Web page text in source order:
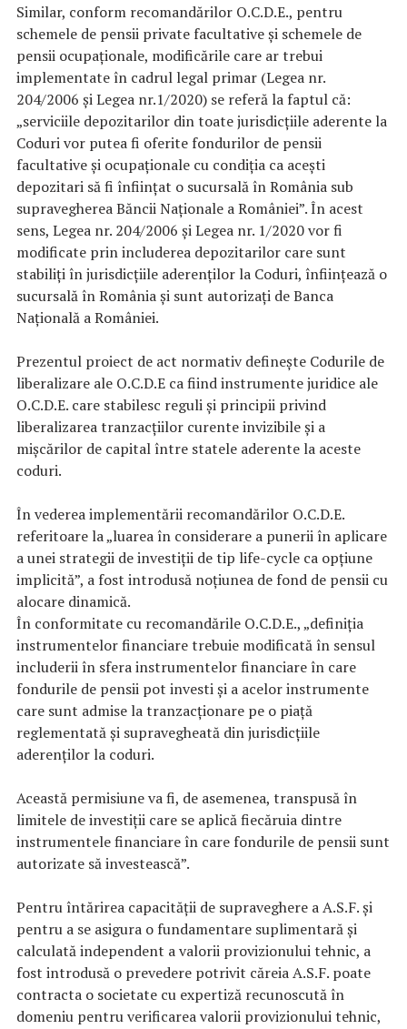
Similar, conform recomandărilor O.C.D.E., pentru
schemele de pensii private facultative și schemele de
pensii ocupaționale, modificările care ar trebui
implementate în cadrul legal primar (Legea nr.
204/2006 și Legea nr.1/2020) se referă la faptul că:
„serviciile depozitarilor din toate jurisdicțiile aderente la
Coduri vor putea fi oferite fondurilor de pensii
facultative și ocupaționale cu condiția ca acești
depozitari să fi înființat o sucursală în România sub
supravegherea Băncii Naționale a României”. În acest
sens, Legea nr. 204/2006 și Legea nr. 1/2020 vor fi
modificate prin includerea depozitarilor care sunt
stabiliți în jurisdicțiile aderenților la Coduri, înființează o
sucursală în România și sunt autorizați de Banca
Națională a României.
Prezentul proiect de act normativ definește Codurile de
liberalizare ale O.C.D.E ca fiind instrumente juridice ale
O.C.D.E. care stabilesc reguli și principii privind
liberalizarea tranzacțiilor curente invizibile și a
mișcărilor de capital între statele aderente la aceste
coduri.
În vederea implementării recomandărilor O.C.D.E.
referitoare la „luarea în considerare a punerii în aplicare
a unei strategii de investiții de tip life-cycle ca opțiune
implicită”, a fost introdusă noțiunea de fond de pensii cu
alocare dinamică.
În conformitate cu recomandările O.C.D.E., „definiția
instrumentelor financiare trebuie modificată în sensul
includerii în sfera instrumentelor financiare în care
fondurile de pensii pot investi și a acelor instrumente
care sunt admise la tranzacționare pe o piață
reglementată și supravegheată din jurisdicțiile
aderenților la coduri.
Această permisiune va fi, de asemenea, transpusă în
limitele de investiții care se aplică fiecăruia dintre
instrumentele financiare în care fondurile de pensii sunt
autorizate să investească”.
Pentru întărirea capacității de supraveghere a A.S.F. și
pentru a se asigura o fundamentare suplimentară și
calculată independent a valorii provizionului tehnic, a
fost introdusă o prevedere potrivit căreia A.S.F. poate
contracta o societate cu expertiză recunoscută în
domeniu pentru verificarea valorii provizionului tehnic,